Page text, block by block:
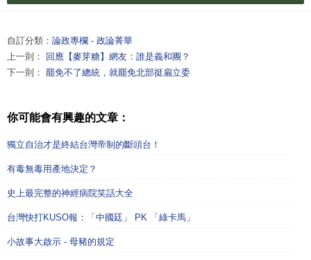
自訂分類： 論政專欄 - 政論菁華
上一則：
回應【麥芽糖】網友：誰是義和團？
下一則： 罷免不了總統，就罷免北部挺扁立委
你可能會有興趣的文章：
獨立自治才是終結台灣帝制的斷頭台！
有毒無毒用產地決定？
史上最完整的神經病院笑話大全
台灣快打KUSO報：「中國廷」 PK 「綠卡馬」
小故事大啟示 - 母豬的規定